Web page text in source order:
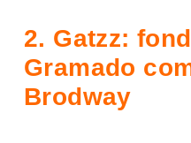
2. Gatzz:
Gramado
Brodway